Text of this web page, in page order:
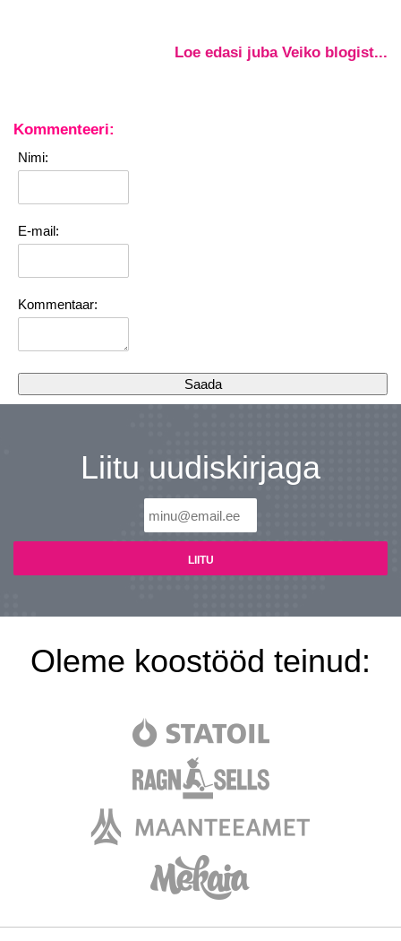
Loe edasi juba Veiko blogist...
Kommenteeri:
Nimi:
E-mail:
Kommentaar:
Liitu uudiskirjaga
Oleme koostööd teinud: